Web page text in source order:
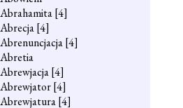
Abrahamita[4]
Abrecja[4]
Abrenuncjacja[4]
Abretia
Abrewjacja[4]
Abrewjator[4]
Abrewjatura[4]